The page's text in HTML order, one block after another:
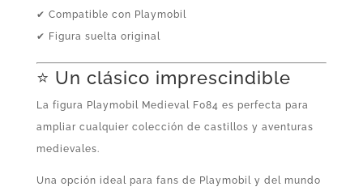
✔ Compatible con Playmobil
✔ Figura suelta original
⭐ Un clásico imprescindible
La figura Playmobil Medieval F084 es perfecta para
ampliar cualquier colección de castillos y aventuras
medievales.
Una opción ideal para fans de Playmobil y del mundo